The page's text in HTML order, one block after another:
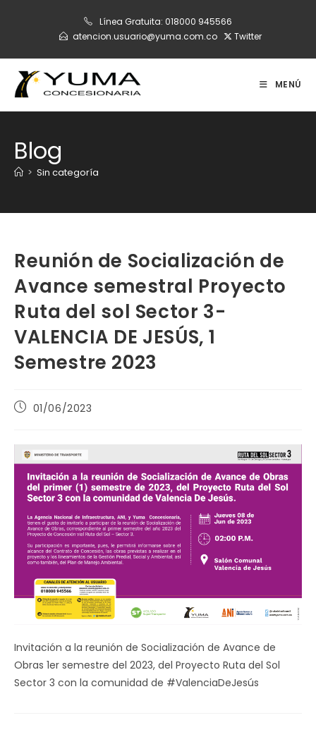
Línea Gratuita: 018000 945566
atencion.usuario@yuma.com.co
Twitter
MENÚ
Blog
> Sin categoría
Reunión de Socialización de
Avance semestral Proyecto
Ruta del sol Sector 3-
VALENCIA DE JESÚS, 1
Semestre 2023
Publicación
entrada:
01/06/2023
Invitación a la reunión de Socialización de Avance de
Obras 1er semestre del 2023, del Proyecto Ruta del Sol
Sector 3 con la comunidad de #ValenciaDeJesús